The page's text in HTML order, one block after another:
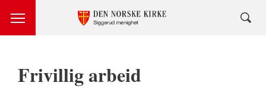
Frivillig arbeid